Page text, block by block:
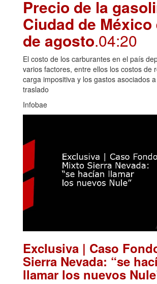
Precio de la
Ciudad de México
de agosto.04:20
El costo de los carburantes en el país
varios factores, entre ellos los costos de
carga impositiva y los gastos asociados
traslado
Infobae
Exclusiva | Caso
Sierra Nevada: “se
llamar los nuevos